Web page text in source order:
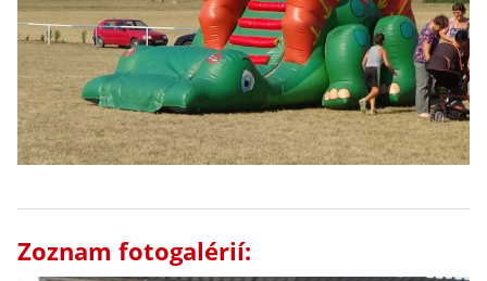
Zoznam fotogalérií: